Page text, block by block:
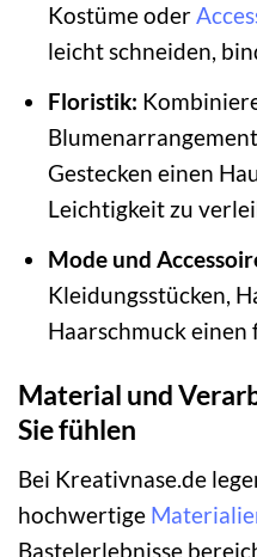
Kostüme oder
leicht schneiden,
Floristik:
Gestecken einen
Leichtigkeit zu
Mode und
Kleidungsstücken,
Haarschmuck einen
Material und
Sie fühlen
Bei Kreativnase.de
hochwertige
Bastelerlebnisse